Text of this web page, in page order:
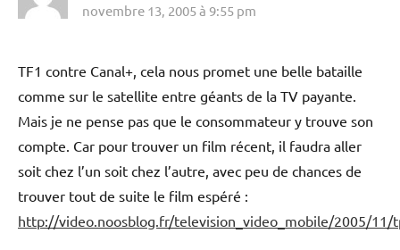
novembre 13, 2005 à 9:55 pm
TF1 contre Canal+, cela nous promet une belle bataille
comme sur le satellite entre géants de la TV payante.
Mais je ne pense pas que le consommateur y trouve son
compte. Car pour trouver un film récent, il faudra aller
soit chez l’un soit chez l’autre, avec peu de chances de
trouver tout de suite le film espéré :
http://video.noosblog.fr/television_video_mobile/2005/11/